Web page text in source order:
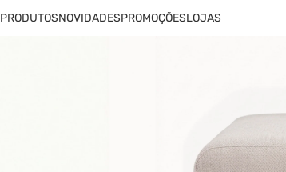
PRODUTOSNOVIDADESPROMOÇÕESLOJAS